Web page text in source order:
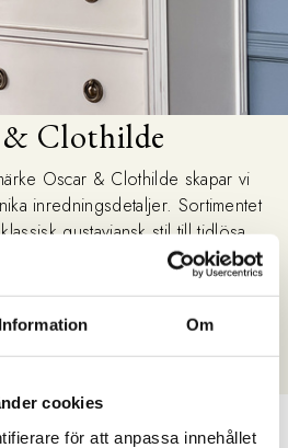
Information Om
cookies
för att anpassa innehållet
& Clothilde
Oscar & Clothilde skapar vi
inredningsdetaljer. Sortimentet
gustaviansk stil till tidlösa,
hittar du möbler för alla rum,
ljusstakar, stämningsfull belysning
stora utbud av heminredning.
varumärke